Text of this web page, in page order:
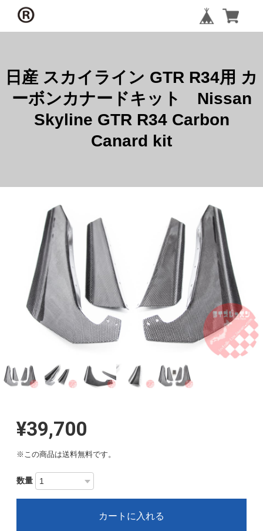
日産 スカイライン GTR R34用 カ
ーボンカナードキット Nissan
Skyline GTR R34 Carbon
Canard kit
¥39,700
※この商品は送料無料です。
数量
カートに入れる